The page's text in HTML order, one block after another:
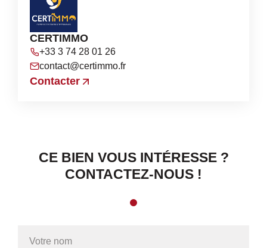
CERTIMMO
+33 3 74 28 01 26
contact@certimmo.fr
Contacter
CE BIEN VOUS INTÉRESSE ?
CONTACTEZ-NOUS !